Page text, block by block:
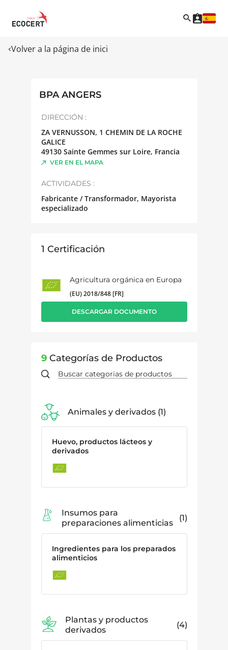
Volver a la página de inici
BPA ANGERS
DIRECCIÓN :
ZA VERNUSSON, 1 CHEMIN DE LA ROCHE
GALICE
49130 Sainte Gemmes sur Loire, Francia
VER EN EL MAPA
ACTIVIDADES :
Fabricante / Transformador, Mayorista
especializado
1 Certificación
Agricultura orgánica en Europa
(EU) 2018/848 [FR]
DESCARGAR DOCUMENTO
9Categorías de Productos
Animales y derivados 1
Huevo, productos lácteos y
derivados
Insumos para
preparaciones alimenticias
1
Ingredientes para los preparados
alimenticios
Plantas y productos
derivados
4